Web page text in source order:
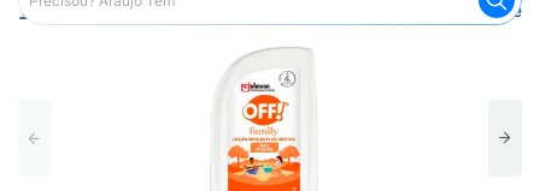
Araujo Beleza e Cuidados